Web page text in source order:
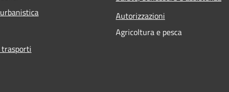
Autorizzazioni
Agricoltura e pesca